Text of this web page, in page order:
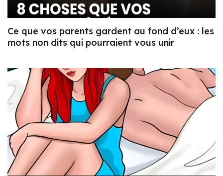
Ce que vos parents gardent au fond d’eux : les
mots non dits qui pourraient vous unir